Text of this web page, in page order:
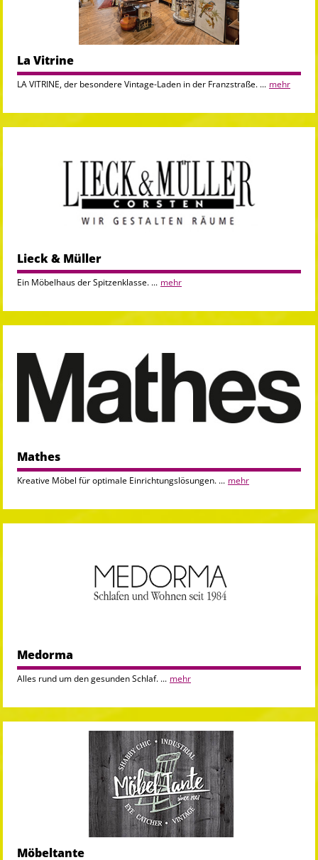
La Vitrine
LA VITRINE, der besondere Vintage-Laden in der Franzstraße. ... mehr
Lieck & Müller
Ein Möbelhaus der Spitzenklasse. ... mehr
Mathes
Kreative Möbel für optimale Einrichtungslösungen. ... mehr
Medorma
Alles rund um den gesunden Schlaf. ... mehr
Möbeltante